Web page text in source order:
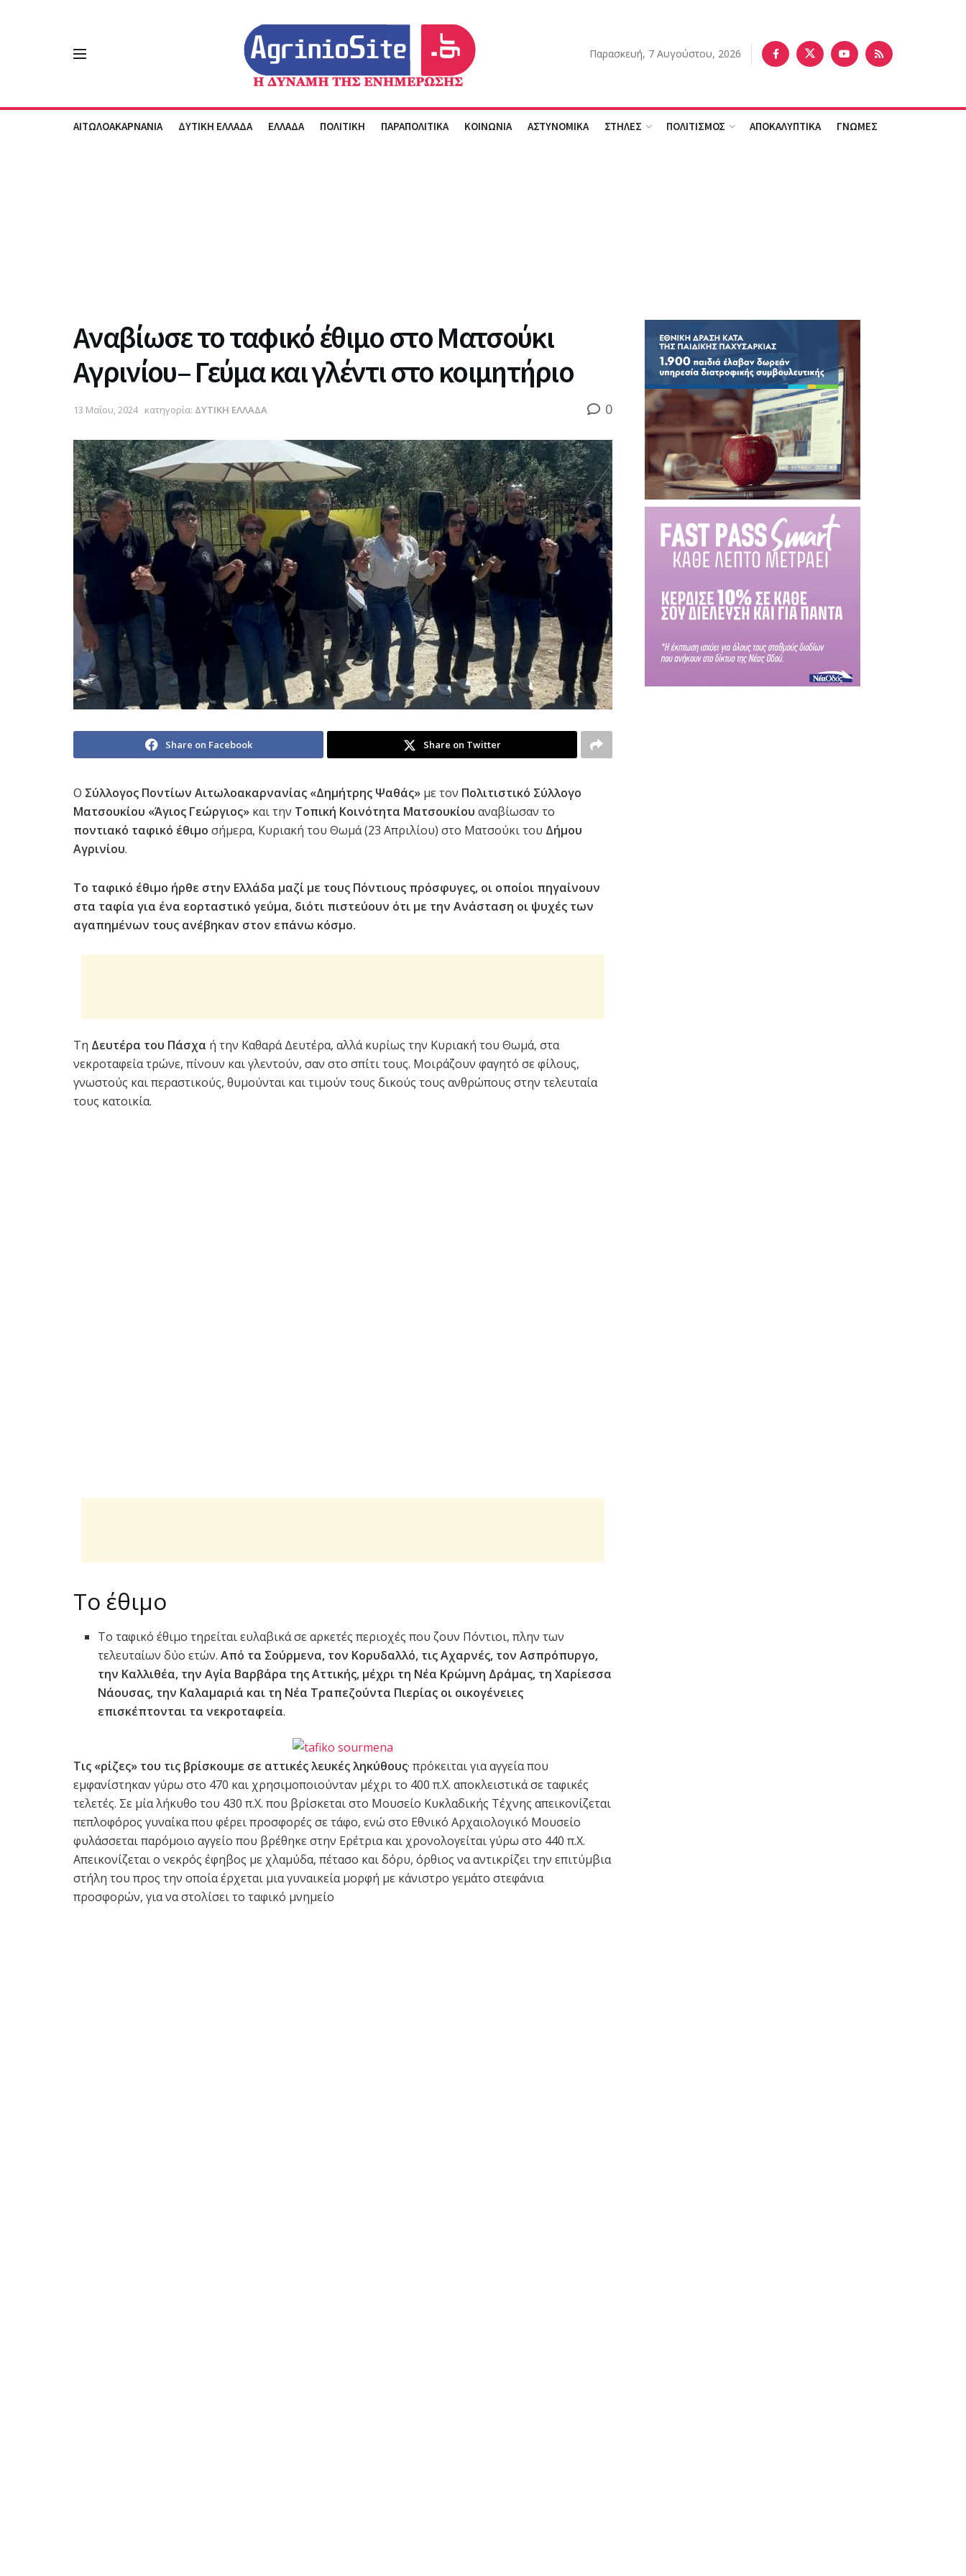
Παρασκευή, 7 Αυγούστου, 2026
ΑΙΤΩΛΟΑΚΑΡΝΑΝΙΑ ΔΥΤΙΚΗ ΕΛΛΑΔΑ ΕΛΛΑΔΑ ΠΟΛΙΤΙΚΗ ΠΑΡΑΠΟΛΙΤΙΚΑ ΚΟΙΝΩΝΙΑ ΑΣΤΥΝΟΜΙΚΑ ΣΤΗΛΕΣ ΠΟΛΙΤΙΣΜΟΣ ΑΠΟΚΑΛΥΠΤΙΚΑ ΓΝΩΜΕΣ
Αναβίωσε το ταφικό έθιμο στο Ματσούκι
Αγρινίου– Γεύμα και γλέντι στο κοιμητήριο
13 Μαΐου, 2024 κατηγορία: ΔΥΤΙΚΗ ΕΛΛΑΔΑ 0
Share on Facebook Share on Twitter
Ο Σύλλογος Ποντίων Αιτωλοακαρνανίας «Δημήτρης Ψαθάς» με τον Πολιτιστικό Σύλλογο
Ματσουκίου «Άγιος Γεώργιος» και την Τοπική Κοινότητα Ματσουκίου αναβίωσαν το
ποντιακό ταφικό έθιμο σήμερα, Κυριακή του Θωμά (23 Απριλίου) στο Ματσούκι του Δήμου
Αγρινίου.
Το ταφικό έθιμο ήρθε στην Ελλάδα μαζί με τους Πόντιους πρόσφυγες, οι οποίοι πηγαίνουν
στα ταφία για ένα εορταστικό γεύμα, διότι πιστεύουν ότι με την Ανάσταση οι ψυχές των
αγαπημένων τους ανέβηκαν στον επάνω κόσμο.
Τη Δευτέρα του Πάσχα ή την Καθαρά Δευτέρα, αλλά κυρίως την Κυριακή του Θωμά, στα
νεκροταφεία τρώνε, πίνουν και γλεντούν, σαν στο σπίτι τους. Μοιράζουν φαγητό σε φίλους,
γνωστούς και περαστικούς, θυμούνται και τιμούν τους δικούς τους ανθρώπους στην τελευταία
τους κατοικία.
Το έθιμο
Το ταφικό έθιμο τηρείται ευλαβικά σε αρκετές περιοχές που ζουν Πόντιοι, πλην των
τελευταίων δύο ετών.Από τα Σούρμενα, τον Κορυδαλλό, τις Αχαρνές, τον Ασπρόπυργο,
την Καλλιθέα, την Αγία Βαρβάρα της Αττικής, μέχρι τη Νέα Κρώμνη Δράμας, τη Χαρίεσσα
Νάουσας, την Καλαμαριά και τη Νέα Τραπεζούντα Πιερίας οι οικογένειες
επισκέπτονται τα νεκροταφεία.
Τις «ρίζες» του τις βρίσκουμε σε αττικές λευκές ληκύθους· πρόκειται για αγγεία που
εμφανίστηκαν γύρω στο 470 και χρησιμοποιούνταν μέχρι το 400 π.Χ. αποκλειστικά σε ταφικές
τελετές. Σε μία λήκυθο του 430 π.Χ. που βρίσκεται στο Μουσείο Κυκλαδικής Τέχνης απεικονίζεται
πεπλοφόρος γυναίκα που φέρει προσφορές σε τάφο, ενώ στο Εθνικό Αρχαιολογικό Μουσείο
φυλάσσεται παρόμοιο αγγείο που βρέθηκε στην Ερέτρια και χρονολογείται γύρω στο 440 π.Χ.
Απεικονίζεται ο νεκρός έφηβος με χλαμύδα, πέτασο και δόρυ, όρθιος να αντικρίζει την επιτύμβια
στήλη του προς την οποία έρχεται μια γυναικεία μορφή με κάνιστρο γεμάτο στεφάνια
προσφορών, για να στολίσει το ταφικό μνημείο